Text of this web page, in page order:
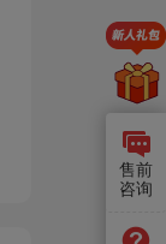
售前
咨询